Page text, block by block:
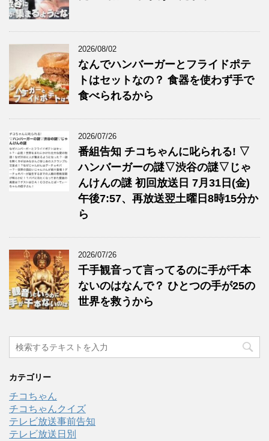
2026/08/02
なんでハンバーガーとフライドポテ
トはセットなの？ 食器を使わず手で
食べられるから
2026/07/26
番組告知 チコちゃんに叱られる! ▽
ハンバーガーの謎▽渋谷の謎▽じゃ
んけんの謎 初回放送日 7月31日(金)
午後7:57、再放送翌土曜日8時15分か
ら
2026/07/26
千手観音って言ってるのに手が千本
ないのはなんで？ ひとつの手が25の
世界を救うから
カテゴリー
チコちゃん
チコちゃんクイズ
テレビ放送事前告知
テレビ放送日別